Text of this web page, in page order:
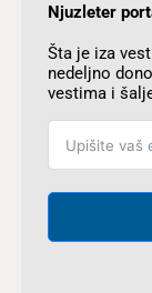
Njuzleter
Šta je iza
nedeljno
vestima i